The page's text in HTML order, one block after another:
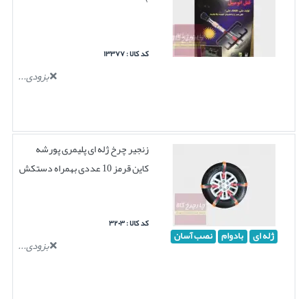
کد کالا : ۱۳۳۷۷
بزودی...
ژله ای بادوام نصب آسان
زنجیر چرخ ژله ای پلیمری پورشه
کاین قرمز 10 عددی بهمراه دستکش
کد کالا : ۳۲۰۳
بزودی...